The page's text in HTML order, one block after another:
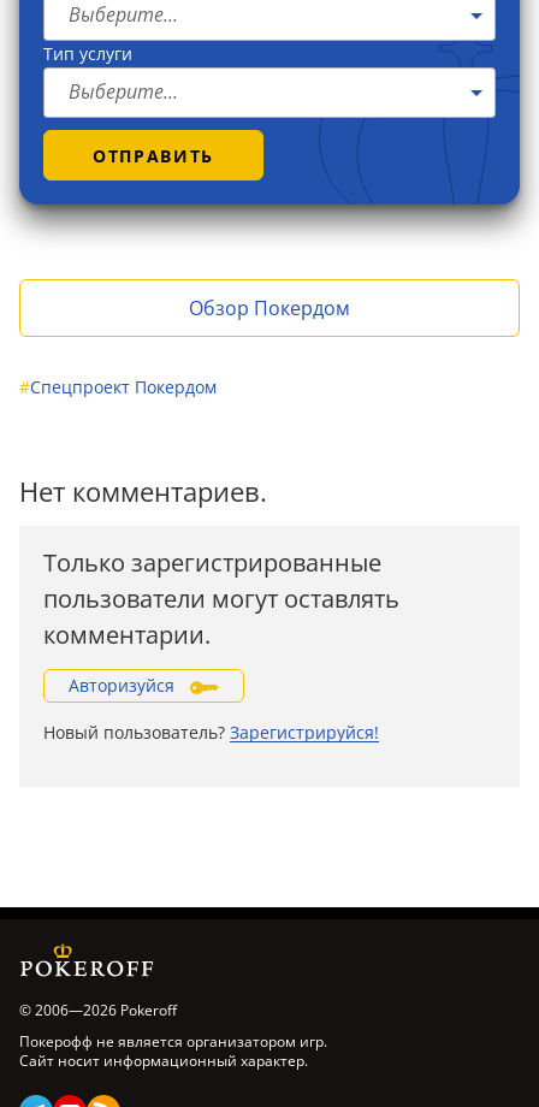
Выберите...
Тип услуги
Выберите...
ОТПРАВИТЬ
Обзор Покердом
#Спецпроект Покердом
Нет комментариев.
Только зарегистрированные
пользователи могут оставлять
комментарии.
Авторизуйся
Новый пользователь? Зарегистрируйся!
© 2006—2026 Pokeroff
Покерофф не является организатором игр.
Сайт носит информационный характер.